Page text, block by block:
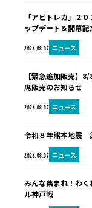
2026.08.07 ニュース
「アビトレカ」２
ップデート＆開幕
2026.08.07 ニュース
【緊急追加販売】
席販売のお知らせ
2026.08.07 ニュース
令和８年熊本地震
みんな集まれ！わ
ル神戸戦